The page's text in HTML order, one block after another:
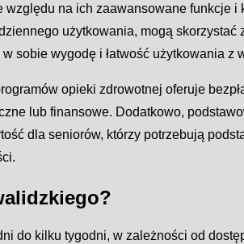
na ich zaawansowane funkcje i
użytkowania, mogą
sobie wygodę i łatwość użytkowania z
opieki zdrowotnej oferuje
lub finansowe. Dodatkowo,
dla seniorów, którzy potrzebują
do kilku tygodni, w zależności od